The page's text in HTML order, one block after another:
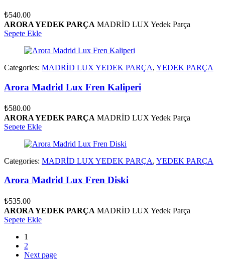
₺540.00
ARORA YEDEK PARÇA MADRİD LUX Yedek Parça
Sepete Ekle
Categories: MADRİD LUX YEDEK PARÇA, YEDEK PARÇA
Arora Madrid Lux Fren Kaliperi
₺580.00
ARORA YEDEK PARÇA MADRİD LUX Yedek Parça
Sepete Ekle
Categories: MADRİD LUX YEDEK PARÇA, YEDEK PARÇA
Arora Madrid Lux Fren Diski
₺535.00
ARORA YEDEK PARÇA MADRİD LUX Yedek Parça
Sepete Ekle
1
2
Next page